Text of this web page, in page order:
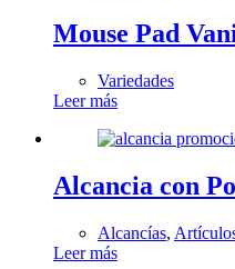
Mouse Pad
Variedades
Leer más
Alcancia con
Alcancías,
Leer más